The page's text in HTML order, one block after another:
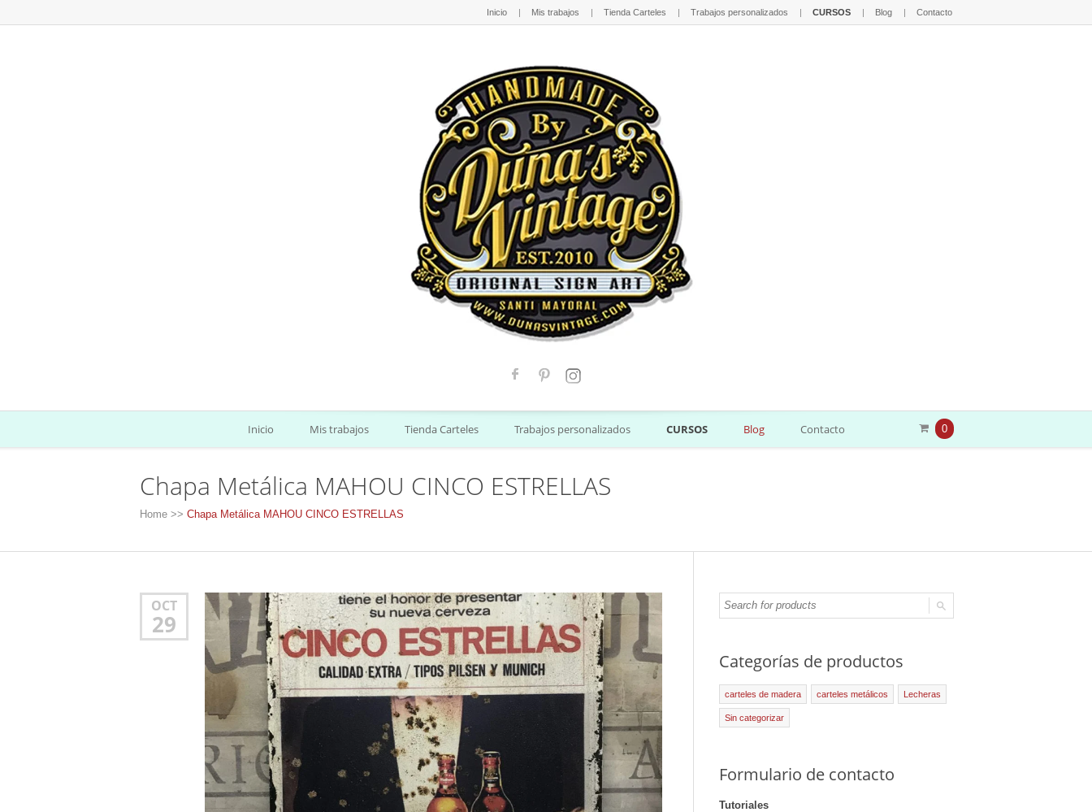
Inicio Mis trabajos Tienda Carteles Trabajos personalizados CURSOS Blog Contacto
0
Inicio Mis trabajos Tienda Carteles Trabajos personalizados CURSOS Blog Contacto
Chapa Metálica MAHOU CINCO ESTRELLAS
Home >> Chapa Metálica MAHOU CINCO ESTRELLAS
OCT
29
Categorías de productos
carteles de madera carteles metálicos Lecheras
Sin categorizar
Formulario de contacto
Tutoriales